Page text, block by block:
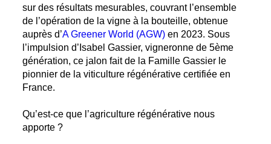
sur des résultats mesurables, couvrant l’ensemble
de l’opération de la vigne à la bouteille, obtenue
auprès d’A Greener World (AGW) en 2023. Sous
l’impulsion d’Isabel Gassier, vigneronne de 5ème
génération, ce jalon fait de la Famille Gassier le
pionnier de la viticulture régénérative certifiée en
France.
Qu’est-ce que l’agriculture régénérative nous
apporte ?